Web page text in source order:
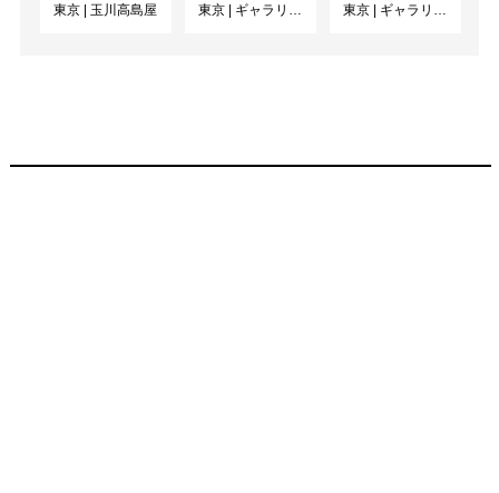
東京
玉川高島屋
東京
ギャラリー檜e・F
東京
ギャラリー檜e・F